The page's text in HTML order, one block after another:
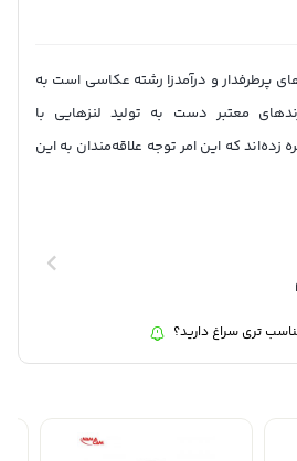
پرطرفدار و درآمد‌زا رشته عکاسی است به
معتبر دست به تولید لنزهایی با
که این امر توجه علاقه‌مندان به این
تری سراغ دارید؟